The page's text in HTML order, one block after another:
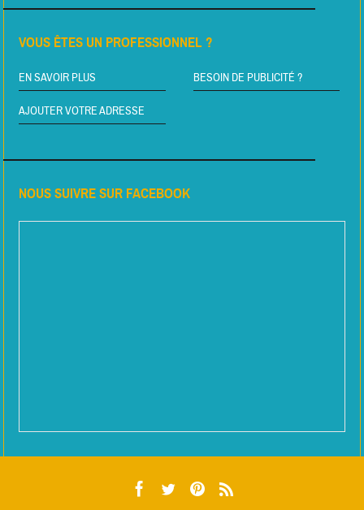
VOUS ÊTES UN PROFESSIONNEL ?
EN SAVOIR PLUS BESOIN DE PUBLICITÉ ?
AJOUTER VOTRE ADRESSE
NOUS SUIVRE SUR FACEBOOK